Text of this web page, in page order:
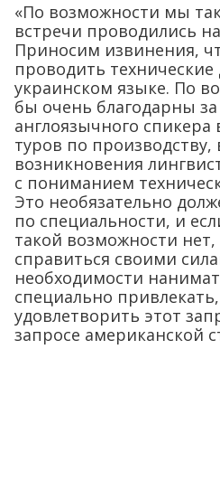
«По возможности мы
встречи проводились
Приносим извинения,
проводить технические
украинском языке. По
бы очень благодарны
англоязычного
туров по производству,
возникновения
с пониманием
Это необязательно
по специальности, и
такой возможности нет,
справиться своими
необходимости
специально
удовлетворить этот
запросе американской